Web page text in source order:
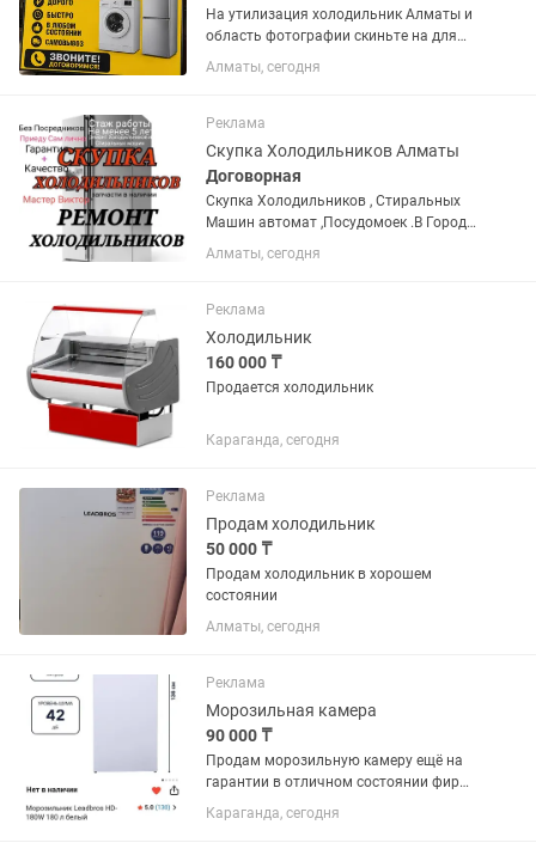
На утилизация холодильник Алматы и
область фотографии скиньте на для
оценки
Алматы, сегодня
Реклама
Скупка Холодильников Алматы
Договорная
Скупка Холодильников , Стиральных
Машин автомат ,Посудомоек .В Городе
Алматы в нерабочем состоянии.
Разных производителей,в хорошем
Алматы, сегодня
Реклама
Холодильник
160 000 ₸
Продается холодильник
Караганда, сегодня
Реклама
Продам холодильник
50 000 ₸
Продам холодильник в хорошем
состоянии
Алматы, сегодня
Реклама
Морозильная камера
90 000 ₸
Продам морозильную камеру ещё на
гарантии в отличном состоянии фирма
LEADBROS.Продаю с связи переездом.
Камера на 180литров очень
Караганда, сегодня